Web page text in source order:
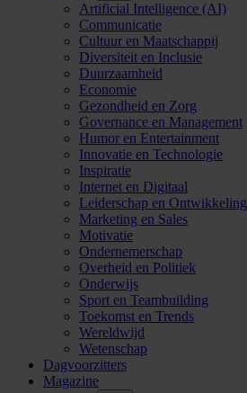
Artificial Intelligence (AI)
Communicatie
Cultuur en Maatschappij
Diversiteit en Inclusie
Duurzaamheid
Economie
Gezondheid en Zorg
Governance en Management
Humor en Entertainment
Innovatie en Technologie
Inspiratie
Internet en Digitaal
Leiderschap en Ontwikkeling
Marketing en Sales
Motivatie
Ondernemerschap
Overheid en Politiek
Onderwijs
Sport en Teambuilding
Toekomst en Trends
Wereldwijd
Wetenschap
Dagvoorzitters
Magazine